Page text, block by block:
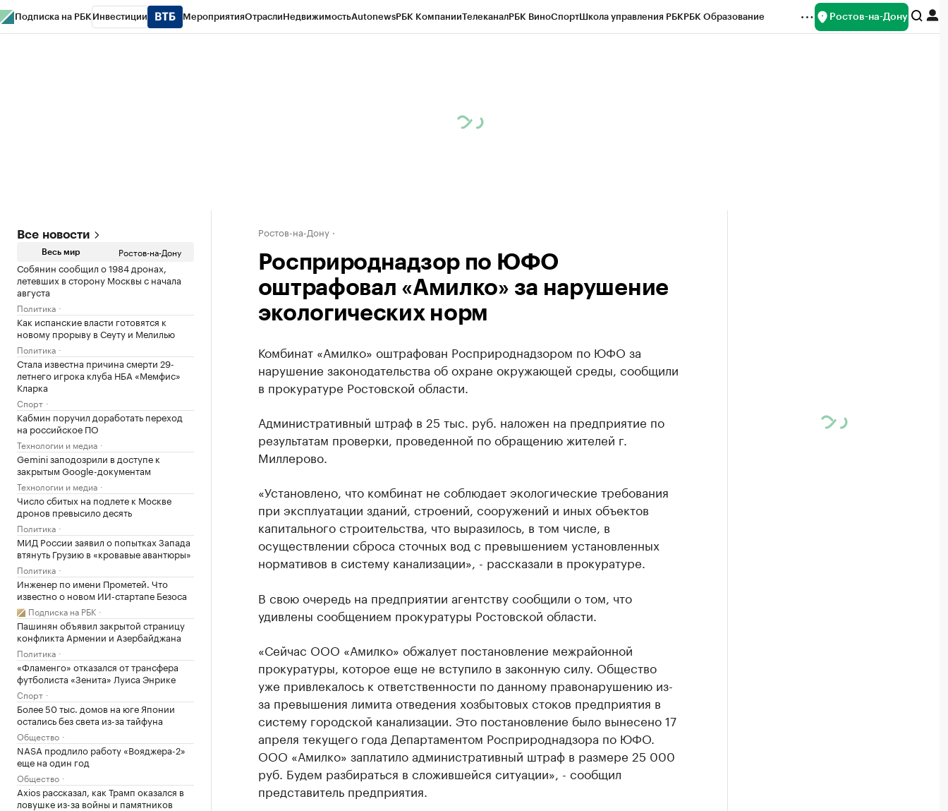
Подписка на РБК Инвестиции МероприятияОтраслиНедвижимостьAutonewsРБК КомпанииТелеканалРБК ВиноСпортШкола управления РБКРБК Образование Ростов-на-Дону
Все новости
Весь мир Ростов-на-Дону
Собянин сообщил о 1984 дронах,
летевших в сторону Москвы с начала
августа
Политика
Как испанские власти готовятся к
новому прорыву в Сеуту и Мелилью
Политика
Стала известна причина смерти 29-
летнего игрока клуба НБА «Мемфис»
Кларка
Спорт
Кабмин поручил доработать переход
на российское ПО
Технологии и медиа
Gemini заподозрили в доступе к
закрытым Google-документам
Технологии и медиа
Число сбитых на подлете к Москве
дронов превысило десять
Политика
МИД России заявил о попытках Запада
втянуть Грузию в «кровавые авантюры»
Политика
Инженер по имени Прометей. Что
известно о новом ИИ-стартапе Безоса
Подписка на РБК
Пашинян объявил закрытой страницу
конфликта Армении и Азербайджана
Политика
«Фламенго» отказался от трансфера
футболиста «Зенита» Луиса Энрике
Спорт
Более 50 тыс. домов на юге Японии
остались без света из-за тайфуна
Общество
NASA продлило работу «Вояджера-2»
еще на один год
Общество
Axios рассказал, как Трамп оказался в
ловушке из-за войны и памятников
Ростов-на-Дону
Росприроднадзор по ЮФО
оштрафовал «Амилко» за нарушение
экологических норм
Комбинат «Амилко» оштрафован Росприроднадзором по ЮФО за
нарушение законодательства об охране окружающей среды, сообщили
в прокуратуре Ростовской области.
Административный штраф в 25 тыс. руб. наложен на предприятие по
результатам проверки, проведенной по обращению жителей г.
Миллерово.
«Установлено, что комбинат не соблюдает экологические требования
при эксплуатации зданий, строений, сооружений и иных объектов
капитального строительства, что выразилось, в том числе, в
осуществлении сброса сточных вод с превышением установленных
нормативов в систему канализации», - рассказали в прокуратуре.
В свою очередь на предприятии агентству сообщили о том, что
удивлены сообщением прокуратуры Ростовской области.
«Сейчас ООО «Амилко» обжалует постановление межрайонной
прокуратуры, которое еще не вступило в законную силу. Общество
уже привлекалось к ответственности по данному правонарушению из-
за превышения лимита отведения хозбытовых стоков предприятия в
систему городской канализации. Это постановление было вынесено 17
апреля текущего года Департаментом Росприроднадзора по ЮФО.
ООО «Амилко» заплатило административный штраф в размере 25 000
руб. Будем разбираться в сложившейся ситуации», - сообщил
представитель предприятия.